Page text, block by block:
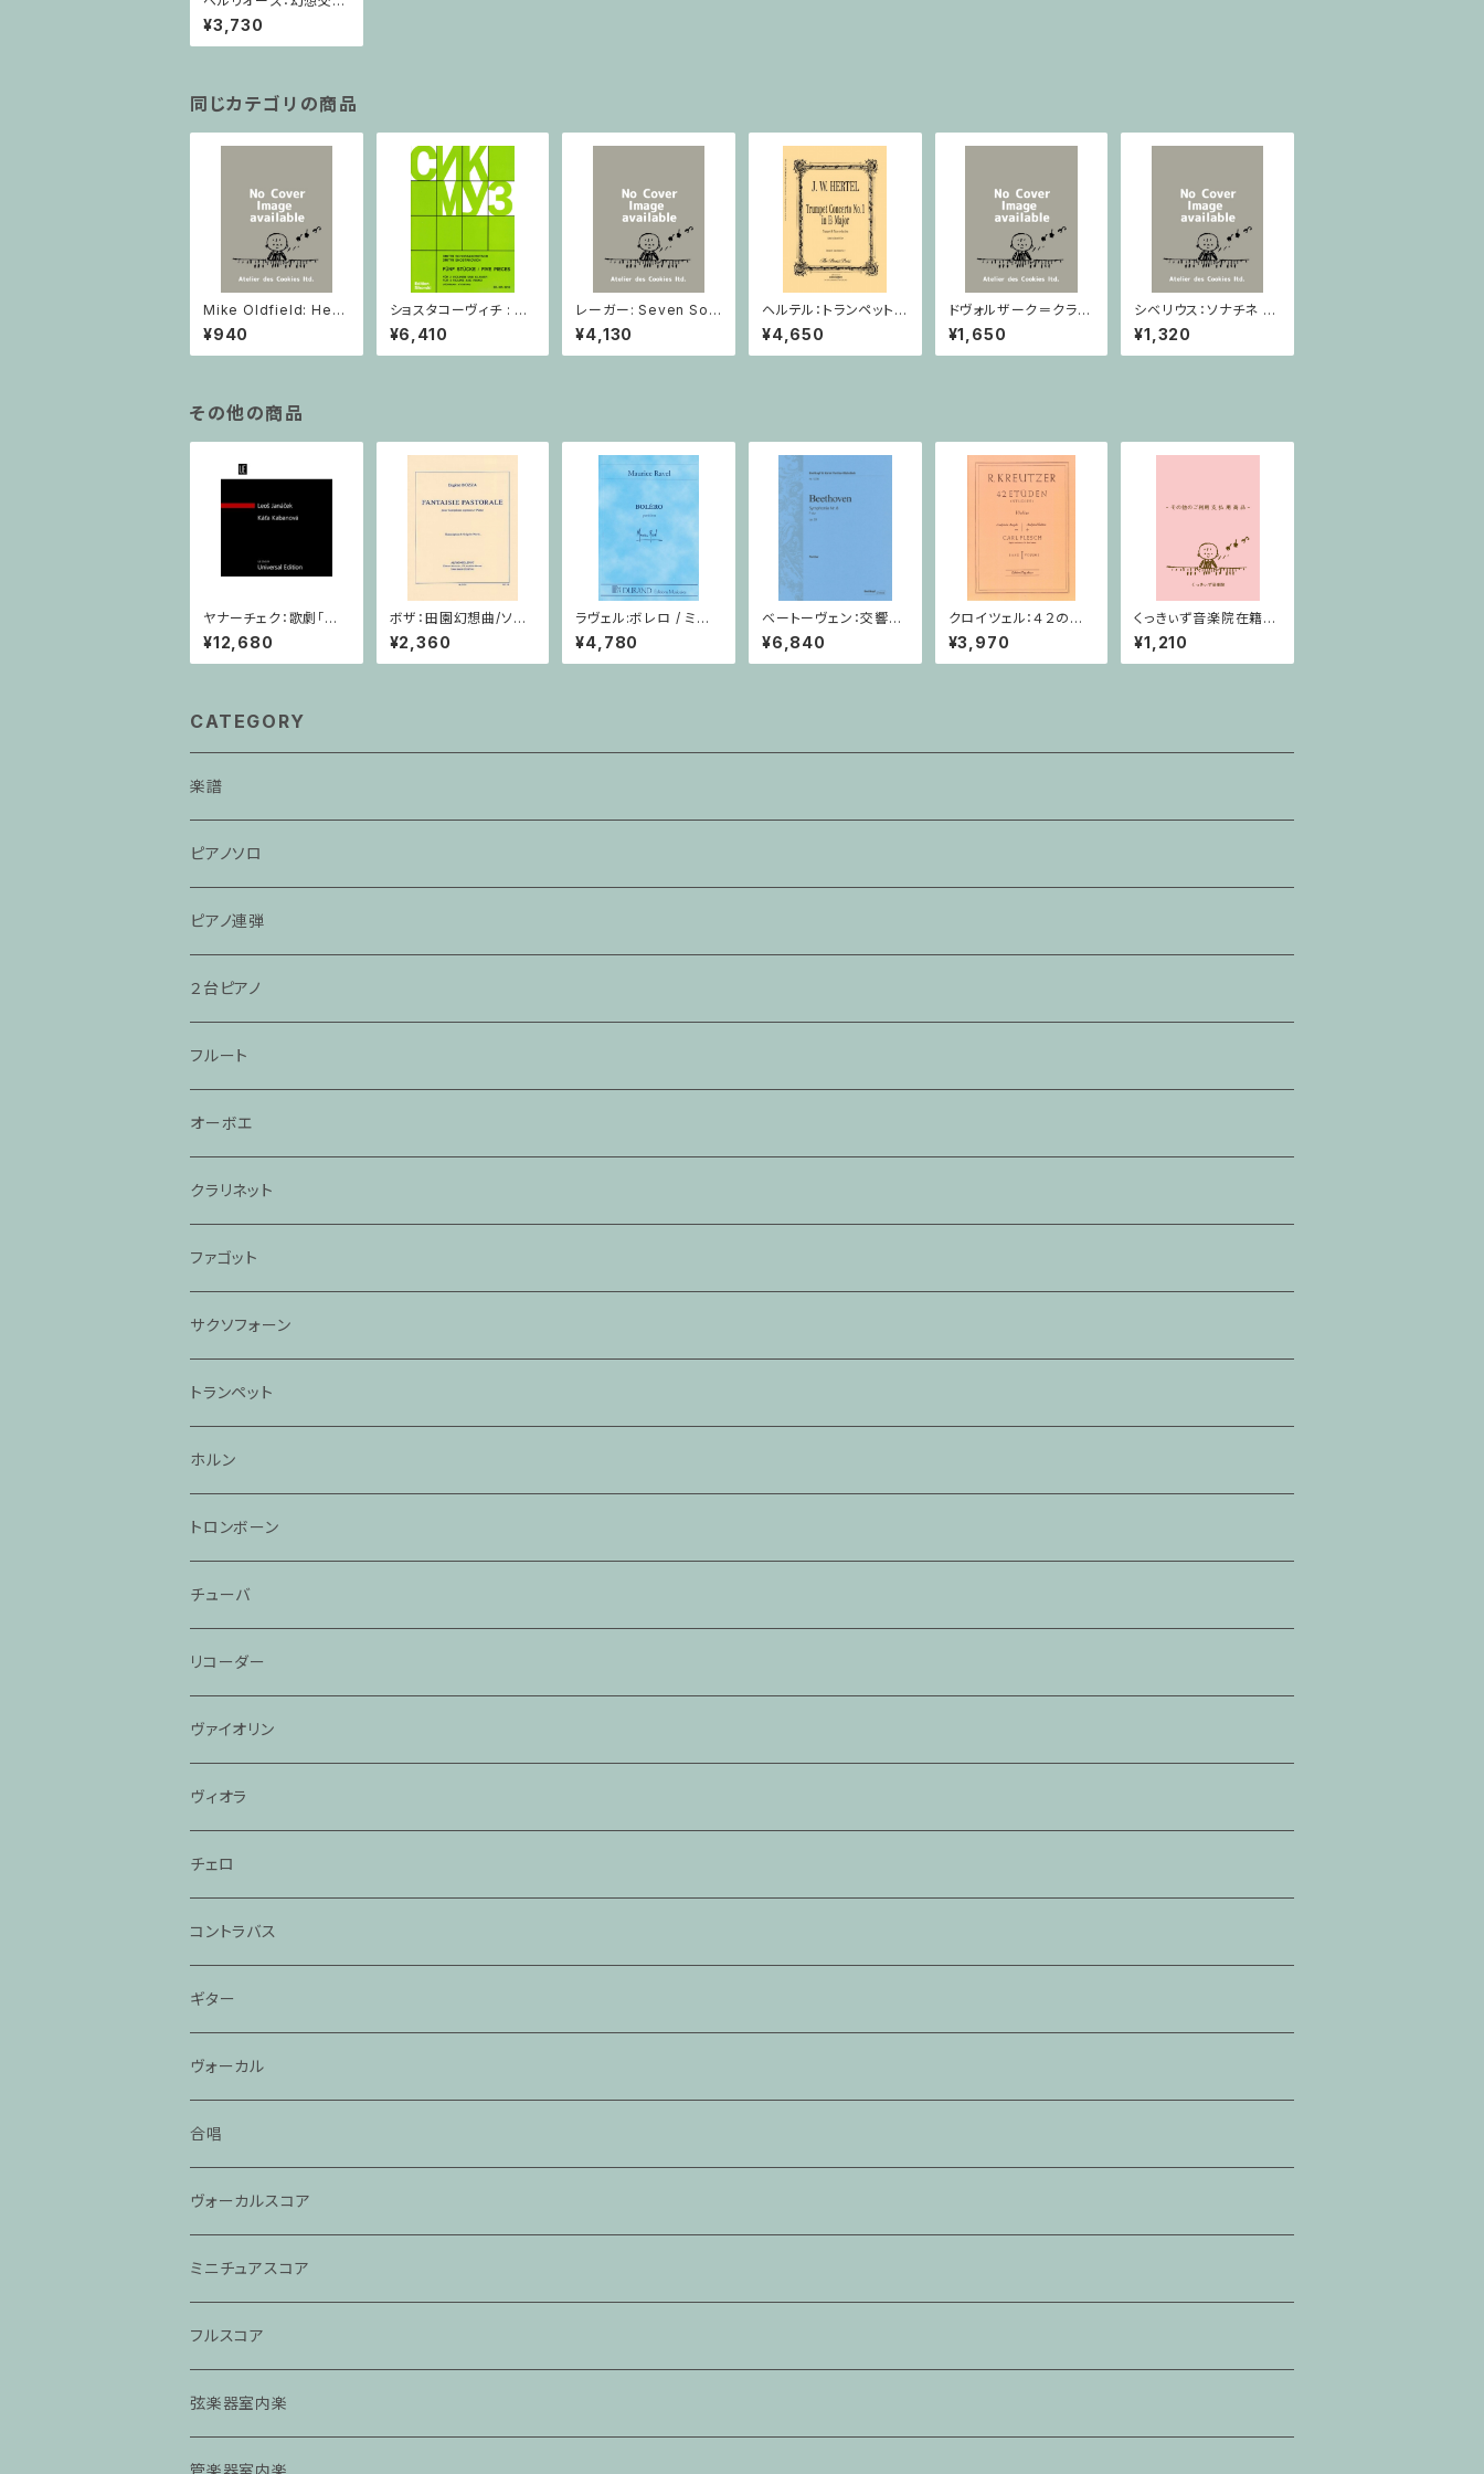
曲とイタリアのハロルド
/ フルスコア
¥3,730
同じカテゴリの商品
Mike Oldfield: Herg
est Ridge / ピアノ
¥940
ショスタコーヴィチ : 2
つのヴァイオリンとピア
ノのための 5つの小品 /
ヴァイオリン2とピアノ
¥6,410
レーガー: Seven Son
atas op. 91 Heft 2 /
ヴァイオリン
¥4,130
ヘルテル：トランペット協
奏曲第1番 変ホ長調/
トランペット・ピアノ
¥4,650
ドヴォルザーク＝クライ
スラー：スラヴ幻想曲 ロ
短調 from Op.55-4,
Op.75 / ヴァイオリン
¥1,650
シベリウス：ソナチネ ホ
長調 Op.80 / ヴァイオ
リンとピアノ
¥1,320
その他の商品
ヤナーチェク：歌劇「カ
ーチャ・カヴァノヴァー」
/ フルスコア
¥12,680
ボザ：田園幻想曲/ソプ
ラノサクソフォーン・ピア
ノ
¥2,360
ラヴェル:ボレロ / ミニ
チュアスコア
¥4,780
ベートーヴェン：交響曲
第8番 / フルスコア
¥6,840
クロイツェル：４２の練
習曲 １巻 / ヴァイオリ
ン教本
¥3,970
くっきぃず音楽院在籍
者 その他のご利用支
払用商品 テクニック
¥1,210
CATEGORY
楽譜
ピアノソロ
ピアノ連弾
２台ピアノ
フルート
オーボエ
クラリネット
ファゴット
サクソフォーン
トランペット
ホルン
トロンボーン
チューバ
リコーダー
ヴァイオリン
ヴィオラ
チェロ
コントラバス
ギター
ヴォーカル
合唱
ヴォーカルスコア
ミニチュアスコア
フルスコア
弦楽器室内楽